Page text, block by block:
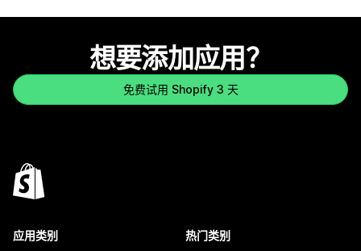
想要添加应用？
免费试用 Shopify 3 天
应用类别 热门类别